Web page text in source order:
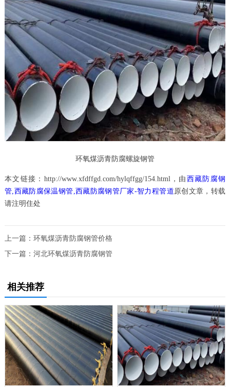
环氧煤沥青防腐螺旋钢管
本文链接：http://www.xfdffgd.com/hylqffgg/154.html，由 西藏防腐钢
管,西藏防腐保温钢管,西藏防腐钢管厂家-智力程管道 原创文章，转载
请注明住处
上一篇： 环氧煤沥青防腐钢管价格
下一篇： 河北环氧煤沥青防腐钢管
相关推荐